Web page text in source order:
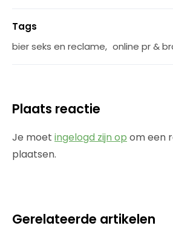
Tags
bier seks en reclame, online pr &
Plaats reactie
Je moet ingelogd zijn op om een
plaatsen.
Gerelateerde artikelen